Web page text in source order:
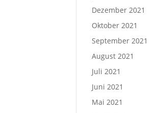
Dezember 2021
Oktober 2021
September 2021
August 2021
Juli 2021
Juni 2021
Mai 2021